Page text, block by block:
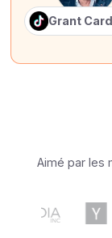
Grant
Aimé par les